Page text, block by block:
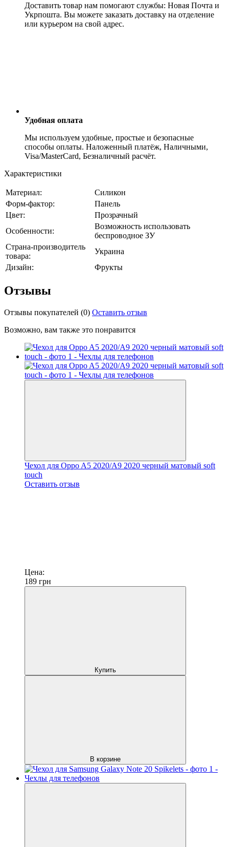
Доставить товар нам помогают службы: Новая Почта и
Укрпошта. Вы можете заказать доставку на отделение
или курьером на свой адрес.
Удобная оплата
Мы используем удобные, простые и безопасные
способы оплаты. Наложенный платёж, Наличными,
Visa/MasterCard, Безналичный расчёт.
Характеристики
Материал:
Силикон
Форм-фактор:
Панель
Цвет:
Прозрачный
Особенности:
Возможность использовать
беспроводное ЗУ
Страна-производитель
товара:
Украина
Дизайн:
Фрукты
Отзывы
Отзывы покупателей (0) Оставить отзыв
Возможно, вам также это понравится
Чехол для Oppo A5 2020/A9 2020 черный матовый soft
touch
Оставить отзыв
Цена:
189 грн
Купить
В корзине